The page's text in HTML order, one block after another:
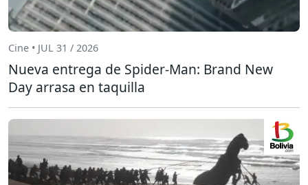
Cine • JUL 31 / 2026
Nueva entrega de Spider-Man: Brand New
Day arrasa en taquilla